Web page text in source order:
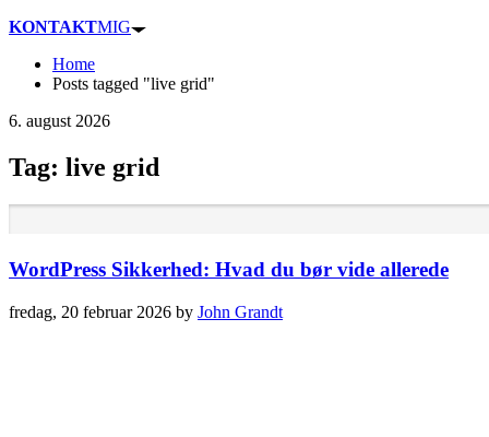
KONTAKTMIG
Home
Posts tagged "live grid"
6. august 2026
Tag: live grid
WordPress Sikkerhed: Hvad du bør vide allerede
fredag, 20 februar 2026 by John Grandt